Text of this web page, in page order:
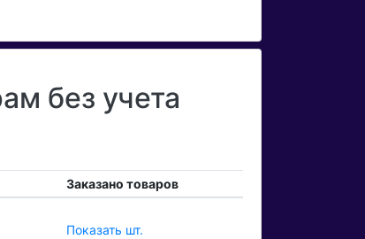
без учета
Заказано товаров
Показать шт.